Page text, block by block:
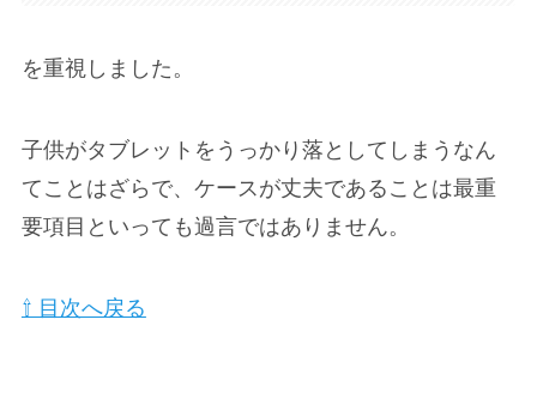
を重視しました。
子供がタブレットをうっかり落としてしまうなん
てことはざらで、ケースが丈夫であることは最重
要項目といっても過言ではありません。
⇧ 目次へ戻る